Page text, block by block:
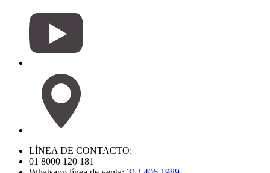
LÍNEA DE CONTACTO:
01 8000 120 181